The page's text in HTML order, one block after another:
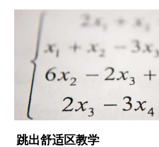
跳出舒适区教学